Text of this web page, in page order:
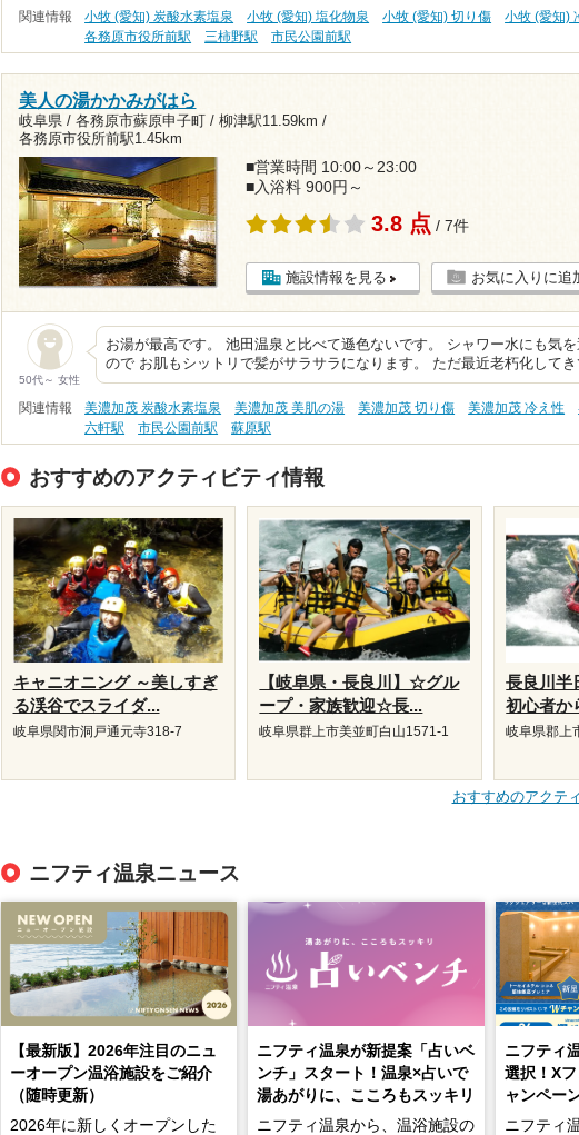
関連情報 小牧 (愛知) 炭酸水素塩泉 小牧 (愛知) 塩化物泉 小牧 (愛知) 切り傷 小牧 (愛知)
各務原市役所前駅
三柿野駅 市民公園前駅
美人の湯かかみがはら
岐阜県 / 各務原市蘇原申子町 / 柳津駅11.59km /
各務原市役所前駅1.45km
■営業時間 10:00～23:00
■入浴料 900円～
3.8 点 / 7件
施設情報を見る お気に入りに追
50代～ 女性
お湯が最高です。 池田温泉と比べて遜色ないです。 シャワー水にも気
ので お肌もシットリで髪がサラサラになります。 ただ最近老朽化して
関連情報 美濃加茂 炭酸水素塩泉 美濃加茂 美肌の湯 美濃加茂 切り傷 美濃加茂 冷え性
六軒駅
市民公園前駅 蘇原駅
おすすめのアクティビティ情報
キャニオニング ～美しすぎ
る渓谷でスライダ...
岐阜県関市洞戸通元寺318-7
【岐阜県・長良川】☆グル
ープ・家族歓迎☆長...
岐阜県群上市美並町白山1571-1
長良川半
初心者か
岐阜県郡上
おすすめのアクテ
ニフティ温泉ニュース
【最新版】2026年注目のニュ
ーオープン温浴施設をご紹介
（随時更新）
2026年に新しくオープンした
ニフティ温泉が新提案「占いベ
ンチ」スタート！温泉×占いで
湯あがりに、こころもスッキリ
ニフティ温泉から、温浴施設の
ニフティ
選択！X
ャンペー
ニフティ